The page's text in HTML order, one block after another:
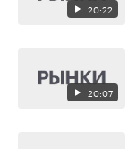
20:22
20:07